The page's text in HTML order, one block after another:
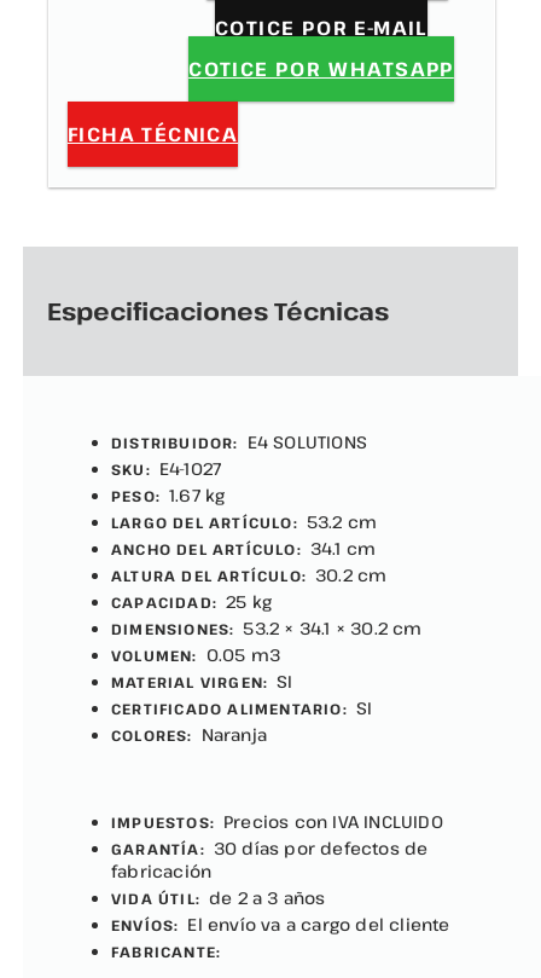
COTICE POR E-MAIL
COTICE POR WHATSAPP
FICHA TÉCNICA
Especificaciones Técnicas
DISTRIBUIDOR: E4 SOLUTIONS
SKU: E4-1027
PESO: 1.67 kg
LARGO DEL ARTÍCULO: 53.2 cm
ANCHO DEL ARTÍCULO: 34.1 cm
ALTURA DEL ARTÍCULO: 30.2 cm
CAPACIDAD: 25 kg
DIMENSIONES: 53.2 × 34.1 × 30.2 cm
VOLUMEN: 0.05 m3
MATERIAL VIRGEN: SI
CERTIFICADO ALIMENTARIO: SI
COLORES: Naranja
IMPUESTOS: Precios con IVA INCLUIDO
GARANTÍA: 30 días por defectos de
fabricación
VIDA ÚTIL: de 2 a 3 años
ENVÍOS: El envío va a cargo del cliente
FABRICANTE: